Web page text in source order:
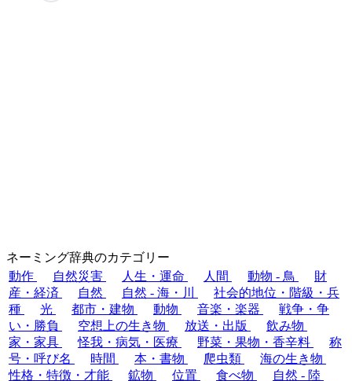
ネーミング辞典のカテゴリー
動作
自然災害 人生・運命 人間 動物 - 鳥
財
産・経済
自然 自然 - 海・川
社会的地位・階級・兵
種
光 都市・建物 動物 音楽・楽器
戦争・争
い・勝負
空想上の生き物 放送・出版
飲み物
家・家具
怪我・病気・医療 野菜・果物・香辛料
称
号・呼び名
時間 本・書物 爬虫類
海の生き物
性格・特徴・才能
鉱物 位置 食べ物
自然 - 陸